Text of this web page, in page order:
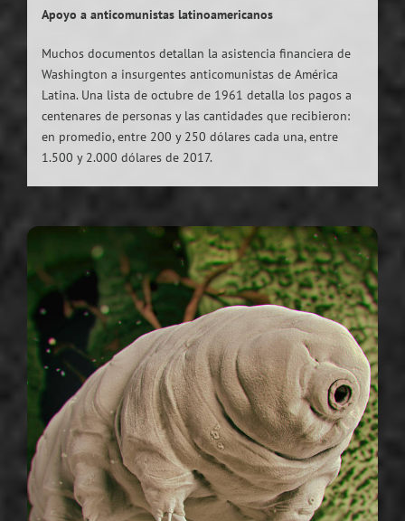
Apoyo a anticomunistas latinoamericanos
Muchos documentos detallan la asistencia financiera de
Washington a insurgentes anticomunistas de América
Latina. Una lista de octubre de 1961 detalla los pagos a
centenares de personas y las cantidades que recibieron:
en promedio, entre 200 y 250 dólares cada una, entre
1.500 y 2.000 dólares de 2017.